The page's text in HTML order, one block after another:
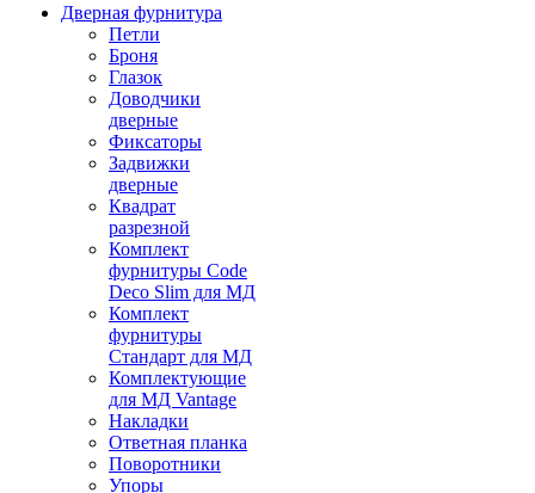
Дверная фурнитура
Петли
Броня
Глазок
Доводчики
дверные
Фиксаторы
Задвижки
дверные
Квадрат
разрезной
Комплект
фурнитуры Code
Deco Slim для МД
Комплект
фурнитуры
Стандарт для МД
Комплектующие
для МД Vantage
Накладки
Ответная планка
Поворотники
Упоры